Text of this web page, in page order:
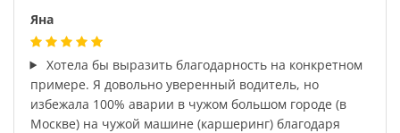
Яна
Хотела бы выразить благодарность на конкретном
примере. Я довольно уверенный водитель, но
избежала 100% аварии в чужом большом городе (в
Москве) на чужой машине (каршеринг) благодаря